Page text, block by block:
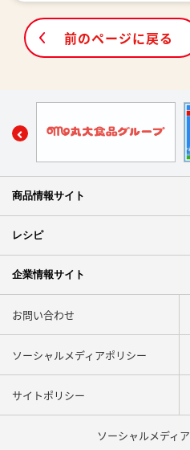
前のページに戻る
商品情報サイト
レシピ
企業情報サイト
お問い合わせ
ソーシャルメディアポリシー
サイトポリシー
ソーシャルメディア